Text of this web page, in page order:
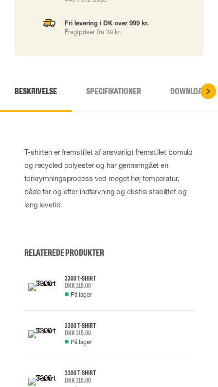
Fri levering i DK over 999 kr.
Fragtpriser fra 39 kr.
BESKRIVELSE SPECIFIKATIONER DOWNLOADS
T-shirten er fremstillet af ansvarligt fremstillet bomuld
og recycled polyester og har gennemgået en
forkrymningsprocess ved meget høj temperatur,
både før og efter indfarvning og ekstra stabilitet og
lang levetid.
RELATEREDE PRODUKTER
3300 T-SHIRT
DKK 115.00
På lager
3300 T-SHIRT
DKK 115.00
På lager
3300 T-SHIRT
DKK 115.00